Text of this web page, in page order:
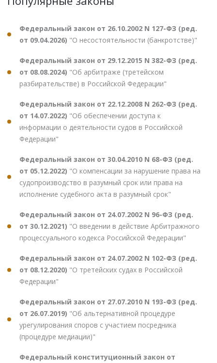
Федеральный закон от 26.10.2002 N 127-ФЗ (ред.
от 09.04.2026) "О несостоятельности (банкротстве)"
Федеральный закон от 29.12.2015 N 382-ФЗ (ред.
от 08.08.2024) "Об арбитраже (третейском
разбирательстве) в Российской Федерации"
Федеральный закон от 22.12.2008 N 262-ФЗ (ред.
от 14.07.2022) "Об обеспечении доступа к
информации о деятельности судов в Российской
Федерации"
Федеральный закон от 30.04.2010 N 68-ФЗ (ред.
от 05.12.2022) "О компенсации за нарушение права на
судопроизводство в разумный срок или права на
исполнение судебного акта в разумный срок"
Федеральный закон от 24.07.2002 N 96-ФЗ (ред.
от 30.12.2021) "О введении в действие Арбитражного
процессуального кодекса Российской Федерации"
Федеральный закон от 24.07.2002 N 102-ФЗ (ред.
от 08.12.2020) "О третейских судах в Российской
Федерации"
Федеральный закон от 27.07.2010 N 193-ФЗ (ред.
от 26.07.2019) "Об альтернативной процедуре
урегулирования споров с участием посредника
(процедуре медиации)"
Федеральный конституционный закон от